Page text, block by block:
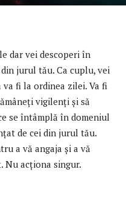
dar vei descoperi în
jurul tău. Ca cuplu, vei
fi la ordinea zilei. Va fi
vigilenți și să
se întâmplă în domeniul
de cei din jurul tău.
a vă angaja și a vă
Nu acţiona singur.